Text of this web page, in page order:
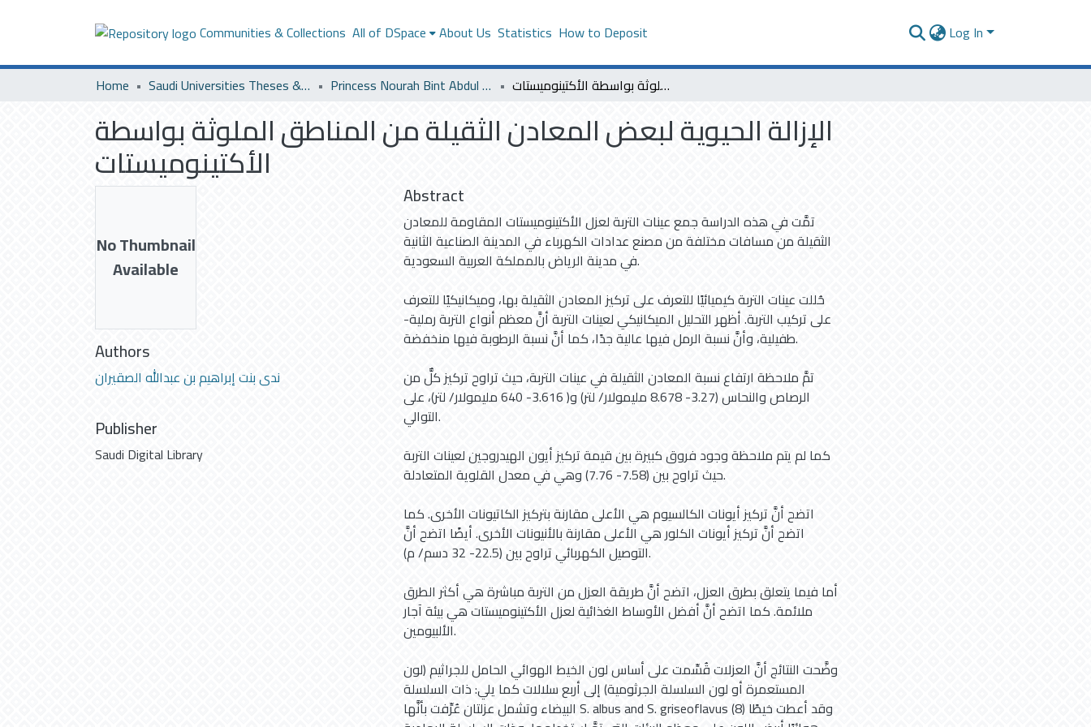
Communities & Collections All of DSpace About Us Statistics How to Deposit Log In
Home Saudi Universities Theses & Dissertations Princess Nourah Bint Abdul Rahman University الإزالة الحيوية لبعض المعادن الثقيلة من المناطق الملوثة بواسطة الأكتينوميستات
الإزالة الحيوية لبعض المعادن الثقيلة من المناطق الملوثة بواسطة
الأكتينوميستات
No Thumbnail
Available
Authors
ندى بنت إبراهيم بن عبدالله الصقيران
Publisher
Saudi Digital Library
Abstract
تمَّت في هذه الدراسة جمع عينات التربة لعزل الأكتينوميستات المقاومة للمعادن
الثقيلة من مسافات مختلفة من مصنع عدادات الكهرباء في المدينة الصناعية الثانية
في مدينة الرياض بالمملكة العربية السعودية.
حُللت عينات التربة كيميائيًا للتعرف على تركيز المعادن الثقيلة بها، وميكانيكيًا للتعرف
على تركيب التربة. أظهر التحليل الميكانيكي لعينات التربة أنَّ معظم أنواع التربة رملية-
طفيلية، وأنَّ نسبة الرمل فيها عالية جدًا، كما أنَّ نسبة الرطوبة فيها منخفضة.
تمَّ ملاحظة ارتفاع نسبة المعادن الثقيلة في عينات التربة، حيث تراوح تركيز كلٌّ من
الرصاص والنحاس (3.27- 8.678 مليمولار/ لتر) و( 3.616- 640 مليمولار/ لتر)، على
التوالي.
كما لم يتم ملاحظة وجود فروق كبيرة بين قيمة تركيز أيون الهيدروجين لعينات التربة
حيث تراوح بين (7.58- 7.76) وهي في معدل القلوية المتعادلة.
اتضح أنَّ تركيز أيونات الكالسيوم هي الأعلى مقارنة بتركيز الكاتيونات الأخرى. كما
اتضح أنَّ تركيز أيونات الكلور هي الأعلى مقارنة بالأنيونات الأخرى. أيضًا اتضح أنَّ
التوصيل الكهربائي تراوح بين (22.5- 32 دسم/ م).
أما فيما يتعلق بطرق العزل، اتضح أنَّ طريقة العزل من التربة مباشرة هي أكثر الطرق
ملائمة. كما اتضح أنَّ أفضل الأوساط الغذائية لعزل الأكتينوميستات هي بيئة آجار
الألبيومين.
وضَّحت النتائج أنَّ العزلات قُسِّمت على أساس لون الخيط الهوائي الحامل للجراثيم (لون
المستعمرة أو لون السلسلة الجرثومية) إلى أربع سلالات كما يلي: ذات السلسلة
البيضاء وتشمل عزلتان عُرِّفت بأنَّها S. albus and S. griseoflavus (8) وقد أعطت خيطًا